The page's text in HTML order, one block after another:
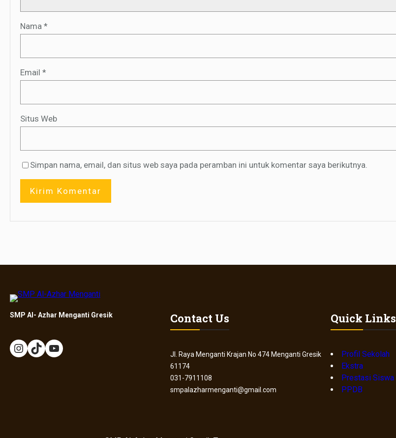
Nama *
Email *
Situs Web
Simpan nama, email, dan situs web saya pada peramban ini untuk komentar saya berikutnya.
SMP Al- Azhar Menganti Gresik Contact Us
Jl. Raya Menganti Krajan No 474 Menganti Gresik
61174
031-7911108
smpalazharmenganti@gmail.com
Quick Links
Profil Sekolah
Ekstra
Prestasi Siswa
PPDB